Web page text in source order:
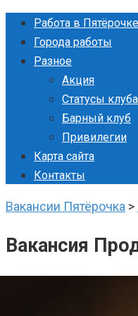
Перейти
контенту
Работа в Пятёрочке
Города работы
Разное
Акция
Статусы клуба
Барный клуб
Привилегии
Карта сайта
Контакты
Вакансии Пятёрочка >
Вакансия